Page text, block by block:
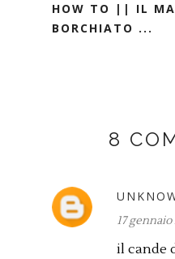
HOW TO || IL
BORCHIATO ...
8
17 gennaio
il cande